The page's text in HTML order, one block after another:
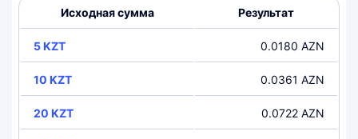
Исходная сумма Результат
5 KZT 0.0180 AZN
10 KZT 0.0361 AZN
20 KZT 0.0722 AZN